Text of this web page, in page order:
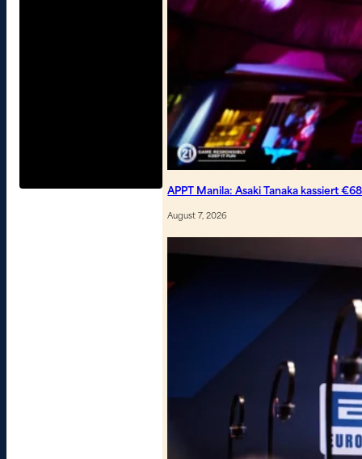
APPT Manila: Asaki Tanaka kassiert
August 7, 2026